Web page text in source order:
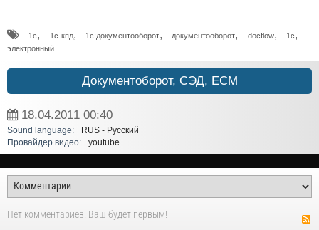
1с, 1с-кпд, 1с:документооборот, документооборот, docflow, 1c,
электронный
Документоборот, СЭД, ECM
18.04.2011 00:40
Sound language:
RUS - Русский
Провайдер видео:
youtube
Нет комментариев. Ваш будет первым!